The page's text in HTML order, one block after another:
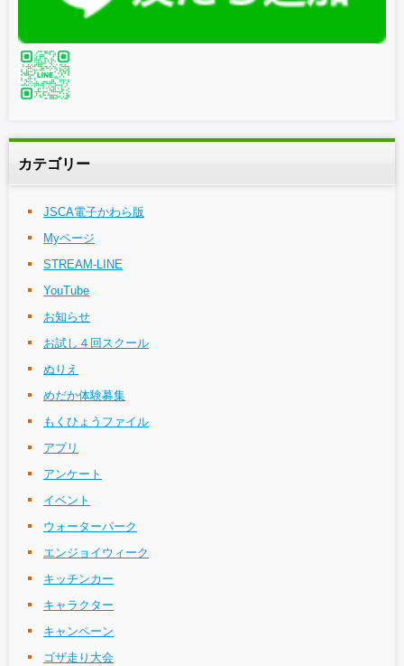
カテゴリー
JSCA電子かわら版
Myページ
STREAM-LINE
YouTube
お知らせ
お試し４回スクール
ぬりえ
めだか体験募集
もくひょうファイル
アプリ
アンケート
イベント
ウォーターパーク
エンジョイウィーク
キッチンカー
キャラクター
キャンペーン
ゴザ走り大会